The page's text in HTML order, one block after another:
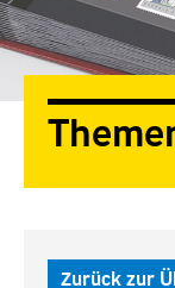
Zurück zur